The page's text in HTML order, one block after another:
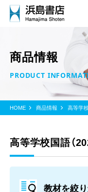
商品情報
PRODUCT
HOME 商品情報 高等学
高等学校国語（
教材を絞